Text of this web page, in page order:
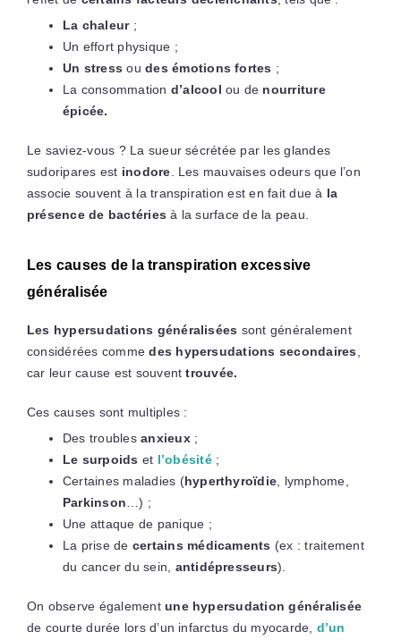
La chaleur;
Un effort physique ;
Un stress oudes émotions fortes ;
La consommation d’alcool ou de nourriture
épicée.
Le saviez-vous ? La sueur sécrétée par les glandes
sudoripares est inodore . Les mauvaises odeurs que l’on
associe souvent à la transpiration est en fait due à la
présence de bactéries à la surface de la peau.
Les causes de la transpiration excessive
généralisée
Les hypersudations généralisées sont généralement
considérées commedes hypersudations secondaires
car leur cause est souventtrouvée.
Ces causes sont multiples :
Des troublesanxieux;
Le surpoids et l’obésité;
Certaines maladies (hyperthyroïdie , lymphome,
Parkinson …) ;
Une attaque de panique ;
La prise de certains médicaments (ex : traitement
du cancer du sein, antidépresseurs).
On observe égalementune hypersudation généralisée
de courte durée lors d’un infarctus du myocarde, d’un